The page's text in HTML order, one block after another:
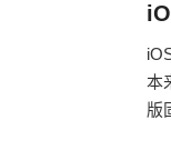
本
版